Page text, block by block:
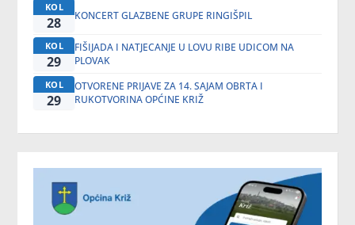
KOL
28 KONCERT GLAZBENE GRUPE RINGIŠPIL
KOL
29
FIŠIJADA I NATJECANJE U LOVU RIBE UDICOM NA
PLOVAK
KOL
29
OTVORENE PRIJAVE ZA 14. SAJAM OBRTA I
RUKOTVORINA OPĆINE KRIŽ